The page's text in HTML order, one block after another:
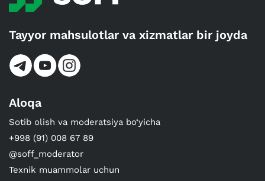
Tayyor mahsulotlar va xizmatlar bir joyda
Aloqa
Sotib olish va moderatsiya bo‘yicha
+998 (91) 008 67 89
@soff_moderator
Texnik muammolar uchun